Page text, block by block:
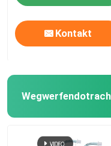
Kontakt